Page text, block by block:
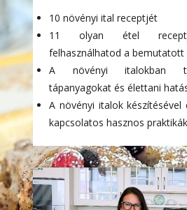
10 növényi ital receptjét
11 olyan étel
felhasználhatod a
A növényi italokban
tápanyagokat és élettani
A növényi italok készítésével
kapcsolatos hasznos